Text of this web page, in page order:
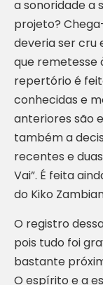
a sonoridade a
projeto?
deveria ser cru
que remetesse
repertório é
conhecidas e
anteriores são
também a
recentes e duas
Vai”. É feita
do Kiko
O registro
pois tudo foi
bastante
O espírito e a